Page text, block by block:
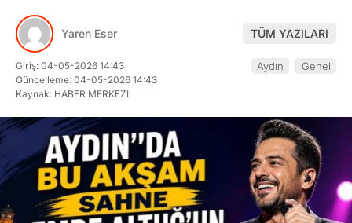
Yaren Eser TÜM YAZILARI
Giriş: 04-05-2026 14:43
Güncelleme: 04-05-2026 14:43
Kaynak: HABER MERKEZI
Aydın Genel